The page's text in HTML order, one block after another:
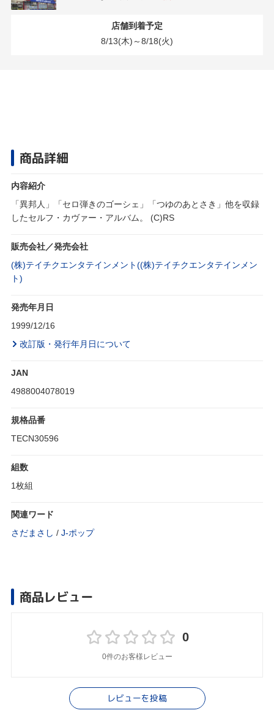
店舗到着予定
8/13(木)～8/18(火)
商品詳細
内容紹介
「異邦人」「セロ弾きのゴーシェ」「つゆのあとさき」他を収録
したセルフ・カヴァー・アルバム。 (C)RS
販売会社／発売会社
(株)テイチクエンタテインメント((株)テイチクエンタテインメン
ト)
発売年月日
1999/12/16
改訂版・発行年月日について
JAN
4988004078019
規格品番
TECN30596
組数
1枚組
関連ワード
さだまさし / J‐ポップ
商品レビュー
0
0件のお客様レビュー
レビューを投稿